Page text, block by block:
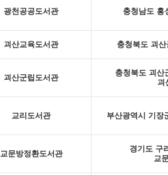
광천공공도서관 충청남도 홍
괴산교육도서관 충청북도 괴
괴산군립도서관
충청북도 괴산
괴
교리도서관 부산광역시 기장
교문방정환도서관
경기도 구
교